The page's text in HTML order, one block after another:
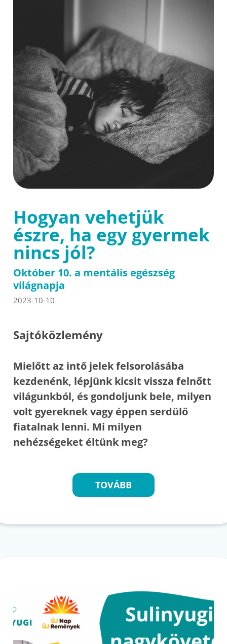
Hogyan vehetjük
észre, ha egy gyermek
nincs jól?
Október 10. a mentális egészség
világnapja
2023-10-10
Sajtóközlemény
Mielőtt az intő jelek felsorolásába
kezdenénk, lépjünk kicsit vissza felnőtt
világunkból, és gondoljunk bele, milyen
volt gyereknek vagy éppen serdülő
fiatalnak lenni. Mi milyen
nehézségeket éltünk meg?
TOVÁBB